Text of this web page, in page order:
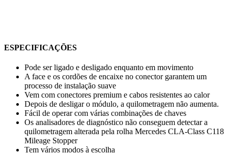
ESPECIFICAÇÕES
Pode ser ligado e desligado enquanto em movimento
A face e os cordões de encaixe no conector garantem um
processo de instalação suave
Vem com conectores premium e cabos resistentes ao calor
Depois de desligar o módulo, a quilometragem não aumenta.
Fácil de operar com várias combinações de chaves
Os analisadores de diagnóstico não conseguem detectar a
quilometragem alterada pela rolha Mercedes CLA-Class C118
Mileage Stopper
Tem vários modos à escolha